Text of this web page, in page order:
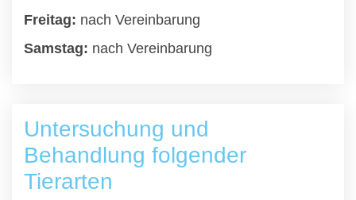
Freitag: nach Vereinbarung
Samstag: nach Vereinbarung
Untersuchung und
Behandlung folgender
Tierarten